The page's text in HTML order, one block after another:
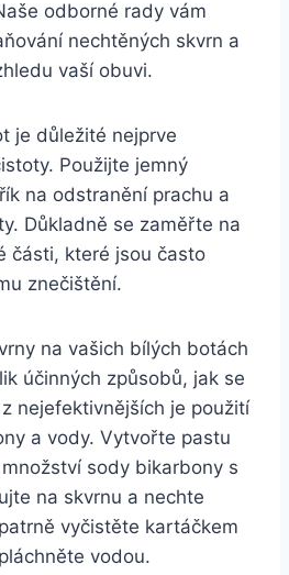
odborné ‍rady vám
nechtěných skvrn a
‍vaší obuvi.
⁣je důležité nejprve
Použijte‍ jemný
na odstranění prachu ⁤a‌
Důkladně se zaměřte na
části,‍ které jsou často
znečištění.
‍na vašich bílých botách
účinných způsobů, jak se
nejefektivnějších je ‌použití
a vody. Vytvořte pastu⁤
sody bikarbony s
na skvrnu a ‍nechte
vyčistěte kartáčkem
vodou.